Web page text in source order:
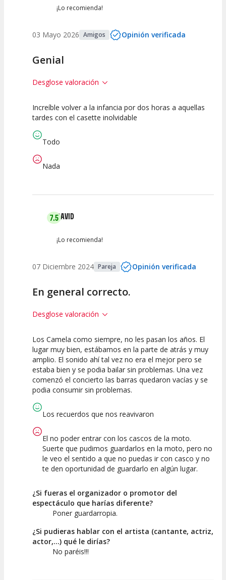
¡Lo recomienda!
03 Mayo 2026 Amigos Opinión verificada
Genial
Desglose valoración
10
Espectáculo
10 10
Increíble volver a la infancia por dos horas a aquellas
tardes con el casette inolvidable
Todo
Nada
7.5DAVID
¡Lo recomienda!
07 Diciembre 2024 Pareja Opinión verificada
En general correcto.
Desglose valoración
7.5
Calidad del
Espectáculo
7.5
Puesta en
Escena
7.5
Interpretación
artística
Los Camela como siempre, no les pasan los años. El
lugar muy bien, estábamos en la parte de atrás y muy
amplio. El sonido ahí tal vez no era el mejor pero se
estaba bien y se podia bailar sin problemas. Una vez
comenzó el concierto las barras quedaron vacías y se
podia consumir sin problemas.
Los recuerdos que nos reavivaron
El no poder entrar con los cascos de la moto.
Suerte que pudimos guardarlos en la moto, pero no
le veo el sentido a que no puedas ir con casco y no
te den oportunidad de guardarlo en algún lugar.
¿Si fueras el organizador o promotor del
espectáculo que harías diferente?
Poner guardarropia.
¿Si pudieras hablar con el artista (cantante, actriz,
actor,...) qué le dirías?
No paréis!!!